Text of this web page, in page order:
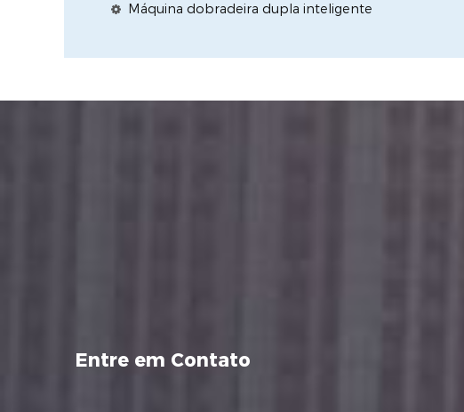
Máquina dobradeira dupla inteligente
Entre em Contato